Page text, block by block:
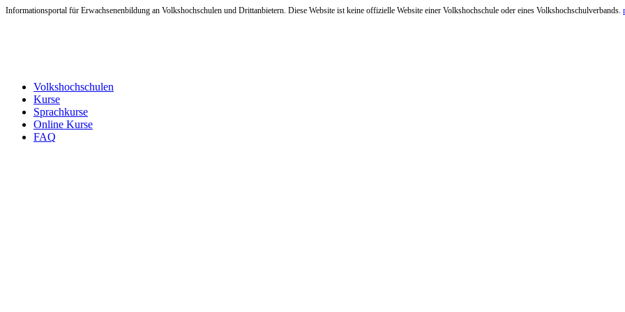
Informationsportal für Erwachsenenbildung an Volkshochschulen und Drittanbietern. Diese Website ist keine offizielle Website einer Volkshochschule oder eines Volkshochschulverbands.
Volkshochschulen
Kurse
Sprachkurse
Online Kurse
FAQ